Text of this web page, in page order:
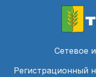
Сетевое